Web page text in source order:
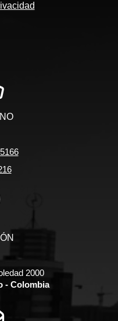
2000
- Colombia